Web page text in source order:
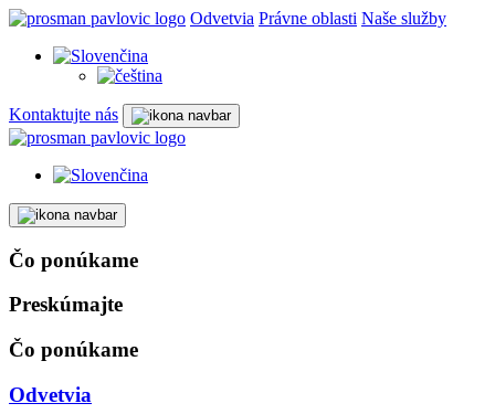
Odvetvia Právne oblasti Naše služby
Kontaktujte nás
Čo ponúkame
Preskúmajte
Čo ponúkame
Odvetvia